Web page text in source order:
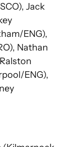
Jack
ENG),
Nathan
ENG),